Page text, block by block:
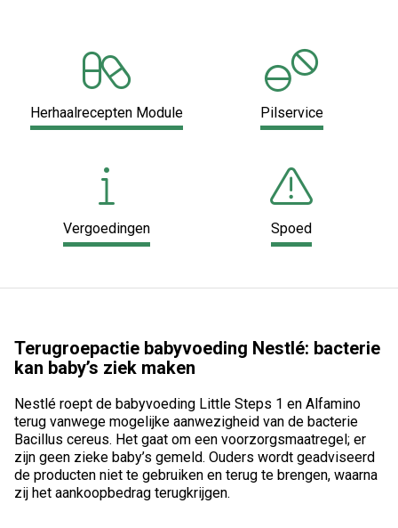
Herhaalrecepten Module Pilservice
Vergoedingen Spoed
Terugroepactie babyvoeding Nestlé: bacterie
kan baby’s ziek maken
Nestlé roept de babyvoeding Little Steps 1 en Alfamino
terug vanwege mogelijke aanwezigheid van de bacterie
Bacillus cereus. Het gaat om een voorzorgsmaatregel; er
zijn geen zieke baby’s gemeld. Ouders wordt geadviseerd
de producten niet te gebruiken en terug te brengen, waarna
zij het aankoopbedrag terugkrijgen.